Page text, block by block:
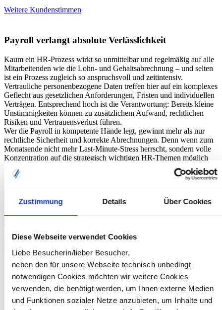
Zustimmung Details Über Cookies
Diese Webseite verwendet Cookies
Liebe Besucherin/lieber Besucher,
neben den für unsere Webseite technisch unbedingt
notwendigen Cookies möchten wir weitere Cookies
verwenden, die benötigt werden, um Ihnen externe Medien
und Funktionen sozialer Netze anzubieten, um Inhalte und
Weitere Kundenstimmen
Payroll verlangt absolute Verlässlichkeit
Kaum ein HR-Prozess wirkt so unmittelbar und regelmäßig auf alle
Mitarbeitenden wie die Lohn- und Gehaltsabrechnung – und selten
ist ein Prozess zugleich so anspruchsvoll und zeitintensiv.
Vertrauliche personenbezogene Daten treffen hier auf ein komplexes
Geflecht aus gesetzlichen Anforderungen, Fristen und individuellen
Verträgen. Entsprechend hoch ist die Verantwortung: Bereits kleine
Unstimmigkeiten können zu zusätzlichem Aufwand, rechtlichen
Risiken und Vertrauensverlust führen.
Wer die Payroll in kompetente Hände legt, gewinnt mehr als nur
rechtliche Sicherheit und korrekte Abrechnungen. Denn wenn zum
Monatsende nicht mehr Last-Minute-Stress herrscht, sondern volle
Konzentration auf die strategisch wichtigen HR-Themen möglich
ist, haben alle gewonnen: Ihr Team und das gesamte Unternehmen.
Newsletteranmeldung
Neuigkeiten und Tipps
rund um HR-Themen